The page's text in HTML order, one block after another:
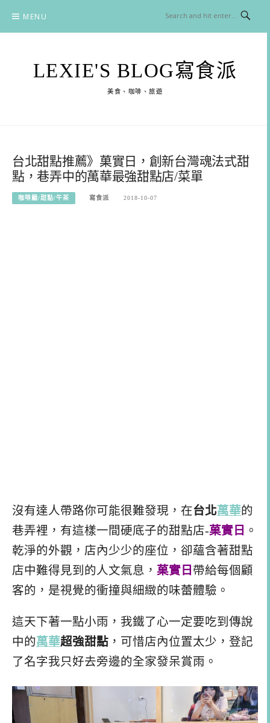
content
MENU
LEXIE'S BLOG寫食派
美食、咖啡、旅遊
台北甜點推薦》菓實日，創新台灣魂法式甜
點，巷弄中的萬華最強甜點店/菜單
咖啡廳/甜點/午茶 寫食派 2018-10-07
沒有達人帶路你可能很難發現，在台北萬華的
巷弄裡，有這樣一間硬底子的甜點店-菓實日 。
乾淨的外觀，店內少少的座位，卻蘊含著甜點
店中難得見到的人文氣息， 菓實日 帶給每個顧
客的，是視覺的衝撞與細緻的味蕾體驗。
這天下著一點小雨，我鐵了心一定要吃到傳說
中的萬華超強甜點 ，可惜店內位置太少，登記
了名字我只好去旁邊的全家發呆賞雨。